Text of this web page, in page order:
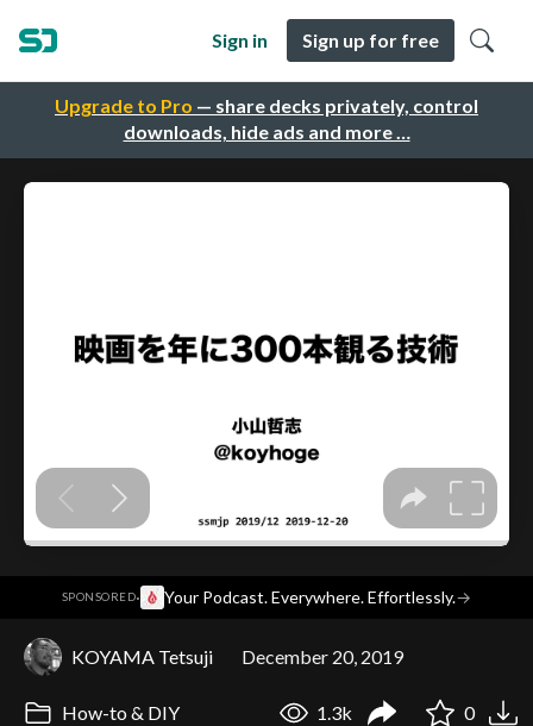
Upgrade to Pro — share decks privately, control
downloads, hide ads and more …
Sign in Sign up for free
SPONSORED· Your Podcast. Everywhere. Effortlessly.→
KOYAMA Tetsuji December 20, 2019
How-to & DIY 1.3k 0